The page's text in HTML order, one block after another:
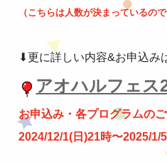
（こちらは人数が決まっているので
⬇︎更に詳しい内容&お申込み
アオハルフェス
お申込み・各プログラムの
2024/12/1(日)21時〜2025/1/